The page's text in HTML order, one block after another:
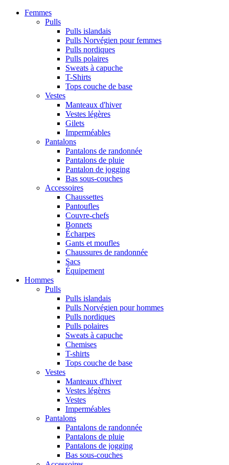
Femmes
Pulls
Pulls islandais
Pulls Norvégien pour femmes
Pulls nordiques
Pulls polaires
Sweats à capuche
T-Shirts
Tops couche de base
Vestes
Manteaux d'hiver
Vestes légères
Gilets
Imperméables
Pantalons
Pantalons de randonnée
Pantalons de pluie
Pantalon de jogging
Bas sous-couches
Accessoires
Chaussettes
Pantoufles
Couvre-chefs
Bonnets
Écharpes
Gants et moufles
Chaussures de randonnée
Sacs
Équipement
Hommes
Pulls
Pulls islandais
Pulls Norvégien pour hommes
Pulls nordiques
Pulls polaires
Sweats à capuche
Chemises
T-shirts
Tops couche de base
Vestes
Manteaux d'hiver
Vestes légères
Vestes
Imperméables
Pantalons
Pantalons de randonnée
Pantalons de pluie
Pantalons de jogging
Bas sous-couches